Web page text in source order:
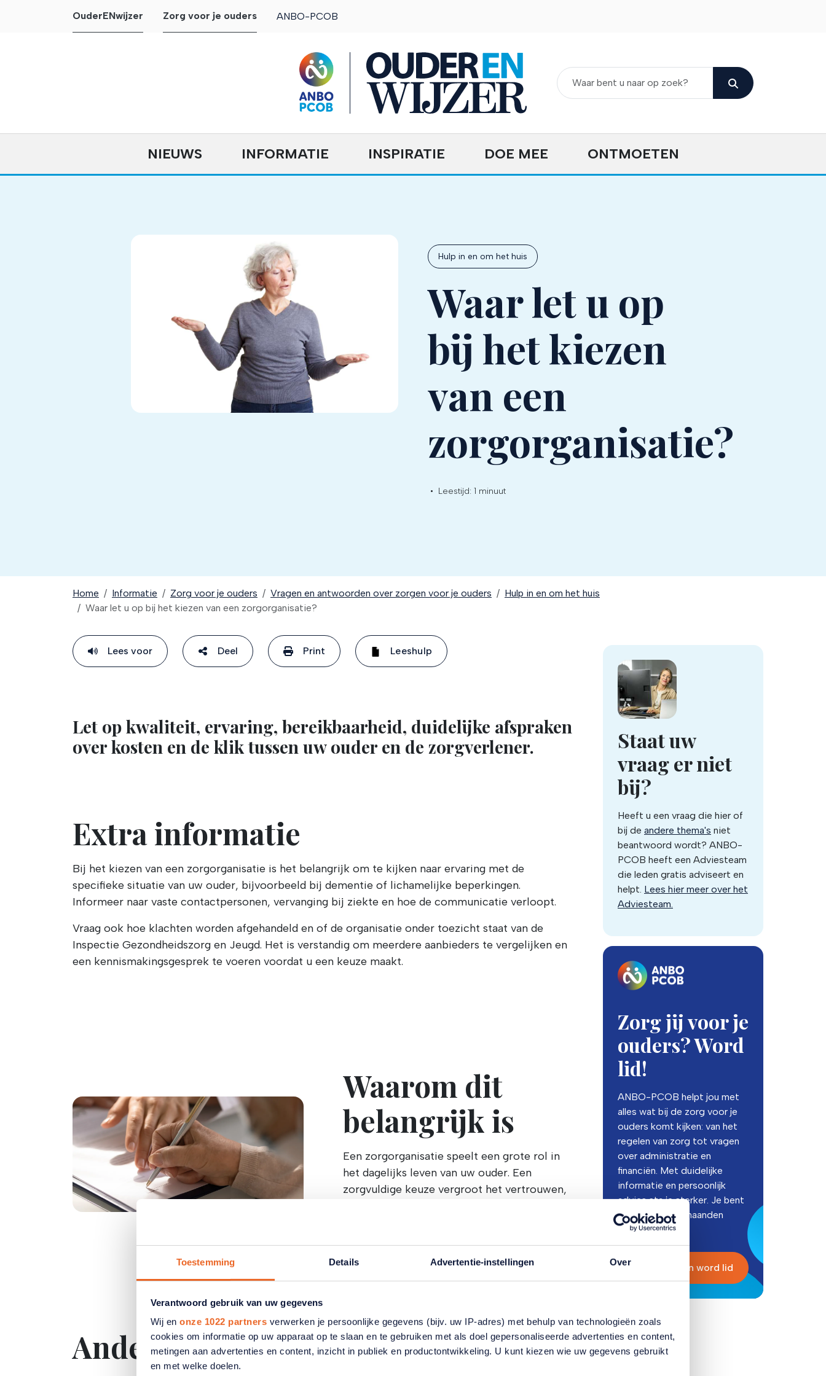
Toestemming Details Advertentie-instellingen Over
Verantwoord gebruik van uw gegevens
Wij en onze 1022 partners verwerken je persoonlijke gegevens (bijv. uw IP-adres) met behulp van technologieën zoals
cookies om informatie op uw apparaat op te slaan en te gebruiken met als doel gepersonaliseerde advertenties en content,
metingen aan advertenties en content, inzicht in publiek en productontwikkeling. U kunt kiezen wie uw gegevens gebruikt
en met welke doelen.
OuderENwijzer Zorg voor je ouders ANBO-PCOB
OuderENwijzer
NIEUWS INFORMATIE INSPIRATIE DOE MEE ONTMOETEN
Hulp in en om het huis
Waar let u op
bij het kiezen
van een
zorgorganisatie?
• Leestijd: 1 minuut
Home Informatie Zorg voor je ouders Vragen en antwoorden over zorgen voor je ouders
Hulp in en om het huis
Waar let u op bij het kiezen van een zorgorganisatie?
Lees voor Deel Print Leeshulp
Let op kwaliteit, ervaring, bereikbaarheid, duidelijke afspraken
over kosten en de klik tussen uw ouder en de zorgverlener.
Extra informatie
Bij het kiezen van een zorgorganisatie is het belangrijk om te kijken naar ervaring met de
specifieke situatie van uw ouder, bijvoorbeeld bij dementie of lichamelijke beperkingen.
Informeer naar vaste contactpersonen, vervanging bij ziekte en hoe de communicatie verloopt.
Vraag ook hoe klachten worden afgehandeld en of de organisatie onder toezicht staat van de
Inspectie Gezondheidszorg en Jeugd. Het is verstandig om meerdere aanbieders te vergelijken en
een kennismakingsgesprek te voeren voordat u een keuze maakt.
Waarom dit
belangrijk is
Een zorgorganisatie speelt een grote rol in
het dagelijks leven van uw ouder. Een
zorgvuldige keuze vergroot het vertrouwen,
Andere relevante vragen
Staat uw
vraag er niet
bij?
Heeft u een vraag die hier of
bij de andere thema's niet
beantwoord wordt? ANBO-
PCOB heeft een Adviesteam
die leden gratis adviseert en
helpt. Lees hier meer over het
Adviesteam.
Zorg jij voor je
ouders? Word
lid!
ANBO-PCOB helpt jou met
alles wat bij de zorg voor je
ouders komt kijken: van het
regelen van zorg tot vragen
over administratie en
financiën. Met duidelijke
informatie en persoonlijk
advies sta je sterker. Je bent
nu de eerste 6 maanden
gratis lid!
Lees meer en word lid